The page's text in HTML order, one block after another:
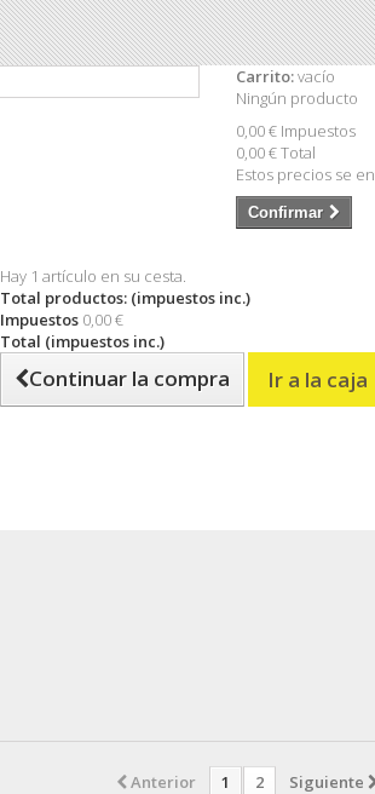
Carrito:vacío
Ningún producto
0,00 € Impuestos
0,00 €Total
Estos precios se
Confirmar
Hay 1 artículo en su cesta.
Total productos: (impuestos inc.)
Impuestos 0,00 €
Total (impuestos inc.)
Continuar la compra Ir a la caja
Anterior 1 2 Siguiente